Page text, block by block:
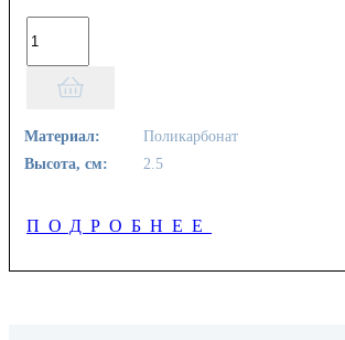
Материал:
Поликарбонат
Высота, см:
2.5
ПОДРОБНЕЕ